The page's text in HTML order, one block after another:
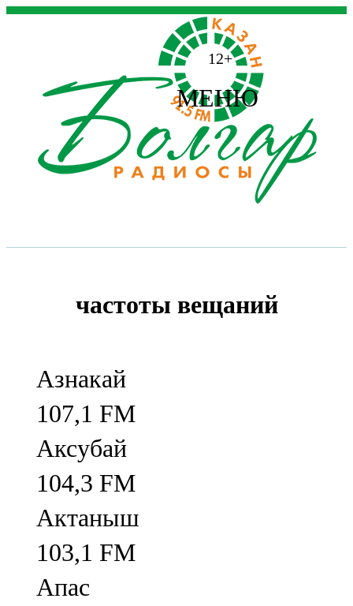
12+
МЕНЮ
частоты вещаний
Азнакай
107,1 FM
Аксубай
104,3 FM
Актаныш
103,1 FM
Апас